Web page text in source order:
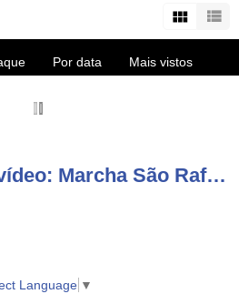
dança
Por data
Mais vistos
Comentários de vídeo: Marcha São Rafael num Passo de Dança - Sanjoaninas 2014
Language ▼